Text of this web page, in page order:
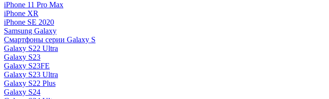
iPhone 11 Pro Max
iPhone XR
iPhone SE 2020
Samsung Galaxy
Смартфоны серии Galaxy S
Galaxy S22 Ultra
Galaxy S23
Galaxy S23FE
Galaxy S23 Ultra
Galaxy S22 Plus
Galaxy S24